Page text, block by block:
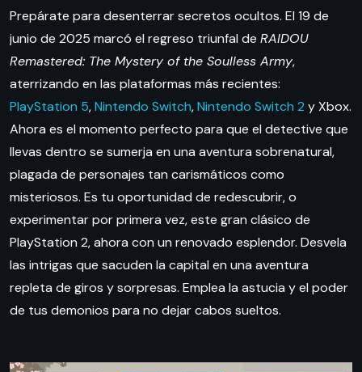
Prepárate para desenterrar secretos ocultos. El 19 de
junio de 2025 marcó el regreso triunfal de RAIDOU
Remastered: The Mystery of the Soulless Army,
aterrizando en las plataformas más recientes:
PlayStation 5,Nintendo Switch,Nintendo Switch 2 y Xbox.
Ahora es el momento perfecto para que el detective que
llevas dentro se sumerja en una aventura sobrenatural,
plagada de personajes tan carismáticos como
misteriosos. Es tu oportunidad de redescubrir, o
experimentar por primera vez, este gran clásico de
PlayStation 2, ahora con un renovado esplendor. Desvela
las intrigas que sacuden la capital en una aventura
repleta de giros y sorpresas. Emplea la astucia y el poder
de tus demonios para no dejar cabos sueltos.